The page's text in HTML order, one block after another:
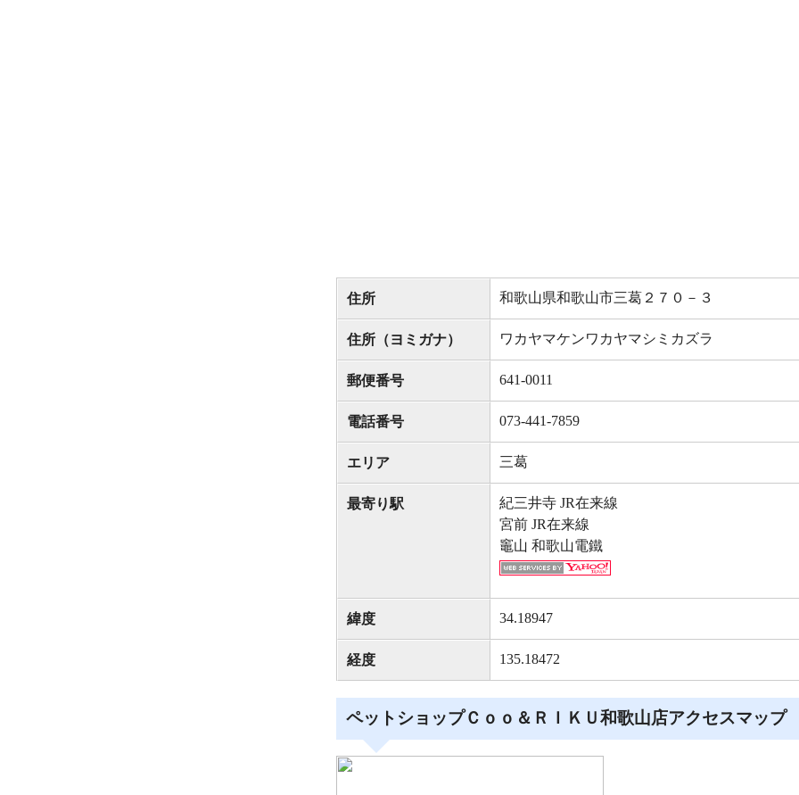
住所 和歌山県和歌山市三葛２７０－３
住所（ヨミガナ） ワカヤマケンワカヤマシミカズラ
郵便番号 641-0011
電話番号 073-441-7859
エリア 三葛
最寄り駅
紀三井寺 JR在来線
宮前 JR在来線
竈山 和歌山電鐵
緯度 34.18947
経度 135.18472
ペットショップＣｏｏ＆ＲＩＫＵ和歌山店アクセスマップ